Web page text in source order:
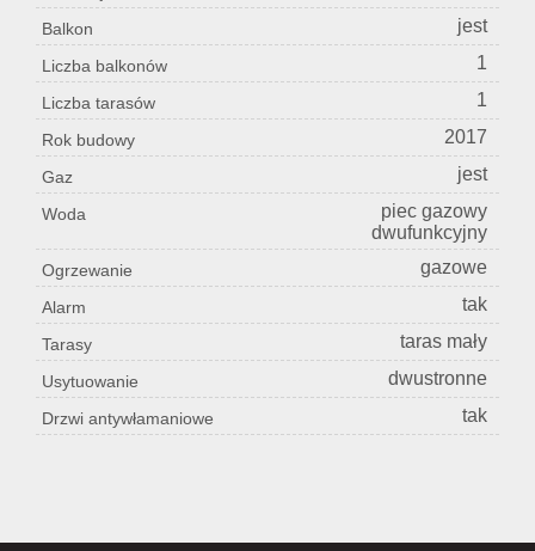
Balkon jest
Liczba balkonów 1
Liczba tarasów 1
Rok budowy 2017
Gaz jest
Woda
piec gazowy
dwufunkcyjny
Ogrzewanie gazowe
Alarm tak
Tarasy taras mały
Usytuowanie dwustronne
Drzwi antywłamaniowe tak